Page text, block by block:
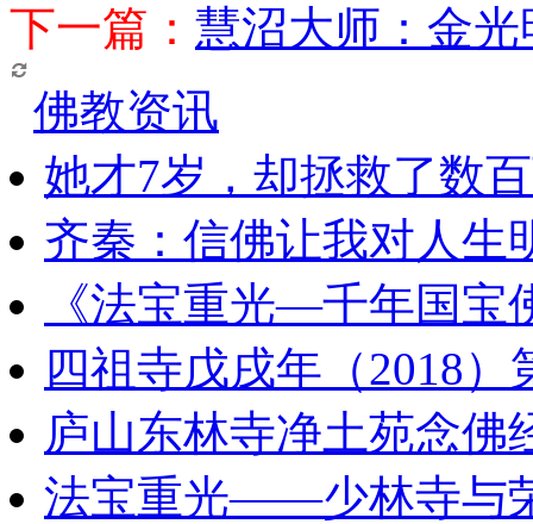
下一篇： 慧沼大师：金
佛教资讯
她才7岁，却拯救了数
齐秦：信佛让我对人生
《法宝重光—千年国宝
四祖寺戊戌年（2018
庐山东林寺净土苑念佛
法宝重光——少林寺与